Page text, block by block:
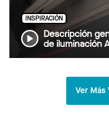
INSPIRACIÓN
Descripción
de iluminación
Ver Más